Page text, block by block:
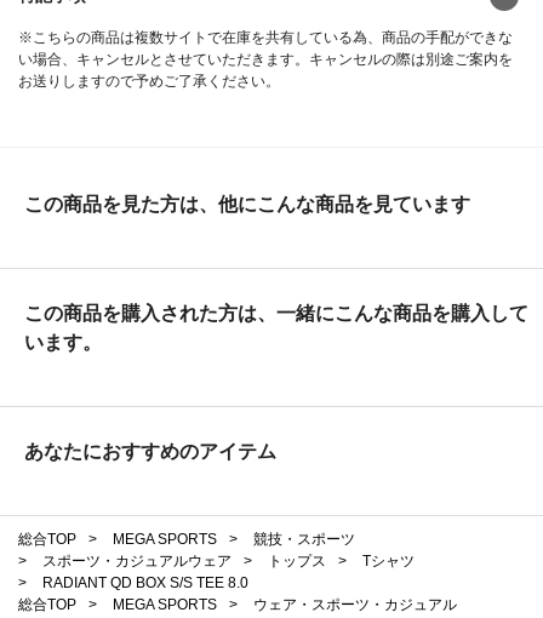
※こちらの商品は複数サイトで在庫を共有している為、商品の手配ができな
い場合、キャンセルとさせていただきます。キャンセルの際は別途ご案内を
お送りしますので予めご了承ください。
この商品を見た方は、他にこんな商品を見ています
この商品を購入された方は、一緒にこんな商品を購入して
います。
あなたにおすすめのアイテム
総合TOP > MEGA SPORTS >
競技・スポーツ
>
スポーツ・カジュアルウェア > トップス >
Tシャツ
>
RADIANT QD BOX S/S TEE 8.0
総合TOP
> MEGA SPORTS >
ウェア・スポーツ・カジュアル